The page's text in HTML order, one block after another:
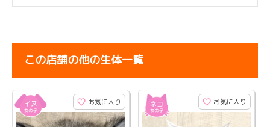
この店舗の他の生体一覧
お気に入り お気に入り